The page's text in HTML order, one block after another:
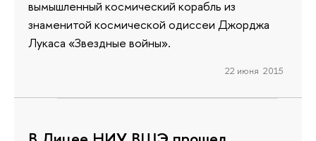
вымышленный космический корабль из
знаменитой космической одиссеи Джорджа
Лукаса «Звездные войны».
22 июня 2015